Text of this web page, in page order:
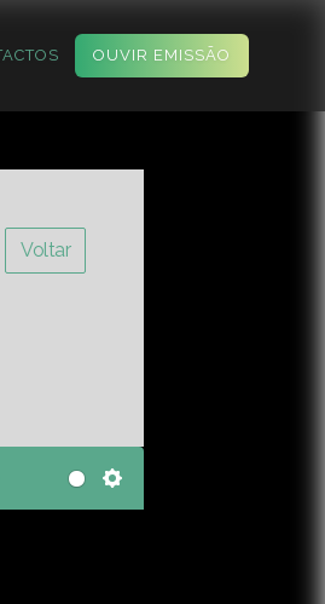
OUVIR EMISSÃO
Voltar
Settings